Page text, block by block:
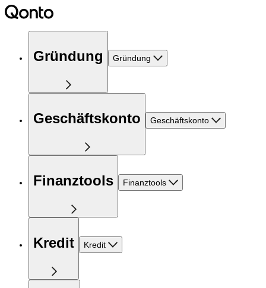
Gründung Gründung
Geschäftskonto Geschäftskonto
Finanztools Finanztools
Kredit Kredit